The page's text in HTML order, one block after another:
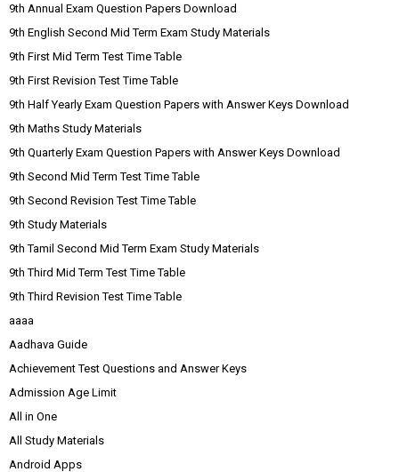
9th Annual Exam Question Papers Download
9th English Second Mid Term Exam Study Materials
9th First Mid Term Test Time Table
9th First Revision Test Time Table
9th Half Yearly Exam Question Papers with Answer Keys Download
9th Maths Study Materials
9th Quarterly Exam Question Papers with Answer Keys Download
9th Second Mid Term Test Time Table
9th Second Revision Test Time Table
9th Study Materials
9th Tamil Second Mid Term Exam Study Materials
9th Third Mid Term Test Time Table
9th Third Revision Test Time Table
aaaa
Aadhava Guide
Achievement Test Questions and Answer Keys
Admission Age Limit
All in One
All Study Materials
Android Apps